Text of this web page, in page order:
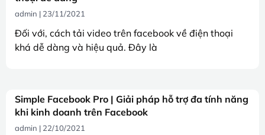
admin 23/11/2021
Đối với, cách tải video trên facebook về điện thoại
khá dễ dàng và hiệu quả. Đây là
Simple Facebook Pro | Giải pháp hỗ trợ đa tính năng
khi kinh doanh trên Facebook
admin 22/10/2021